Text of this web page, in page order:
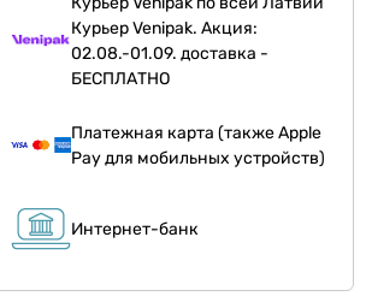
Курьер Venipak. Акция:
02.08.-01.09. доставка -
БЕСПЛАТНО
Платежная карта (также Apple
Pay для мобильных устройств)
Интернет-банк